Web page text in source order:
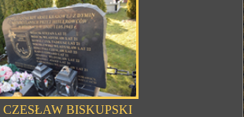
CZESŁAW BISKUPSKI